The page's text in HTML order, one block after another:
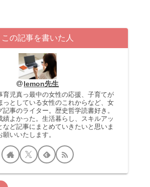
この記事を書いた人
lemon先生
育児真っ最中の女性の応援、子育てが
っとしている女性のこれからなど、女
事のライター。歴史哲学読書好き。
績よかった。生活暮らし、スキルアッ
など記事にまとめていきたいと思いま
いいたします。